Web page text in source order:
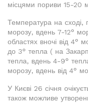
місцями пориви 15-20
Температура на сході,
морозу, вдень 7-12°
областях вночі від 4°
до 3° тепла ( на
тепла, вдень 4-9°
морозу, вдень від 4°
У Києві 26 січня
також можливе